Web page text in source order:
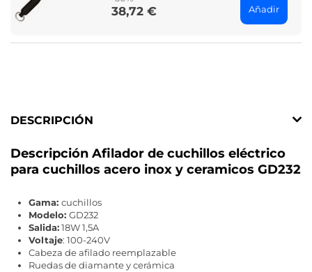
Price
38,72 € Añadir
DESCRIPCIÓN
Descripción Afilador de cuchillos eléctrico
para cuchillos acero inox y ceramicos GD232
Gama: cuchillos
Modelo: GD232
Salida:18W 1,5A
Voltaje: 100-240V
Cabeza de afilado reemplazable
Ruedas de diamante y cerámica